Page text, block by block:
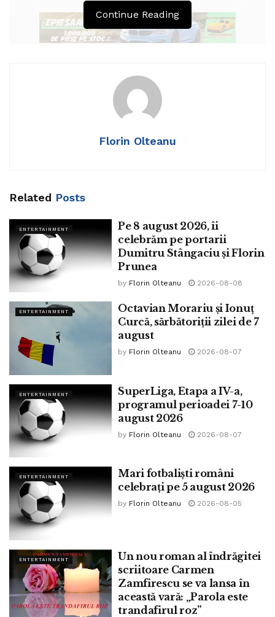
Continue Reading
Florin Olteanu
Related Posts
ENTERTAINMENT
Pe 8 august 2026, îi
celebrăm pe portarii
Dumitru Stângaciu și Florin
Prunea
by Florin Olteanu 2026-08-08
ENTERTAINMENT
Octavian Morariu și Ionuț
Curcă, sărbătoriții zilei de 7
august
by Florin Olteanu 2026-08-07
ENTERTAINMENT
SuperLiga, Etapa a IV-a,
programul perioadei 7-10
august 2026
by Florin Olteanu 2026-08-07
ENTERTAINMENT
Mari fotbaliști români
celebrați pe 5 august 2026
by Florin Olteanu 2026-08-05
ENTERTAINMENT
Un nou roman al îndrăgitei
scriitoare Carmen
Zamfirescu se va lansa în
această vară: „Parola este
trandafirul roz”